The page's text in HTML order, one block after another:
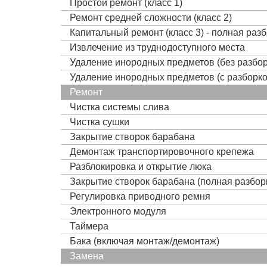
Простой ремонт (класс 1)
Ремонт средней сложности (класс 2)
Капитальный ремонт (класс 3) - полная
Извлечение из труднодоступного места
Удаление инородных предметов (без
Удаление инородных предметов (с
Ремонт
Чистка системы слива
Чистка сушки
Закрытие створок барабана
Демонтаж транспортировочного крепежа
Разблокировка и открытие люка
Закрытие створок барабана (полная
Регулировка приводного ремня
Электронного модуля
Таймера
Бака (включая монтаж/демонтаж)
Замена